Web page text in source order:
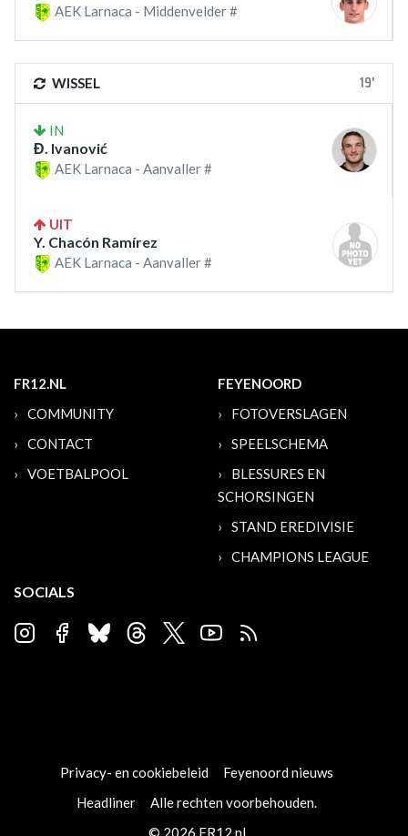
AEK Larnaca - Middenvelder #
WISSEL 19'
IN
Đ. Ivanović
AEK Larnaca - Aanvaller #
UIT
Y. Chacón Ramírez
AEK Larnaca - Aanvaller #
FR12.NL
COMMUNITY
CONTACT
VOETBALPOOL
FEYENOORD
FOTOVERSLAGEN
SPEELSCHEMA
BLESSURES EN
SCHORSINGEN
STAND EREDIVISIE
CHAMPIONS LEAGUE
SOCIALS
Privacy- en cookiebeleid
Feyenoord nieuws
Headliner
Alle rechten voorbehouden.
© 2026 FR12.nl